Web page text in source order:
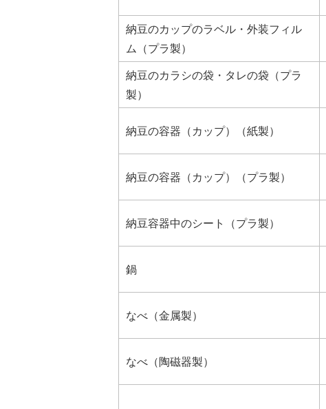
納豆のカップのラベル・外装フィル
ム（プラ製）
納豆のカラシの袋・タレの袋（プラ
製）
納豆の容器（カップ）（紙製）
納豆の容器（カップ）（プラ製）
納豆容器中のシート（プラ製）
鍋
なべ（金属製）
なべ（陶磁器製）